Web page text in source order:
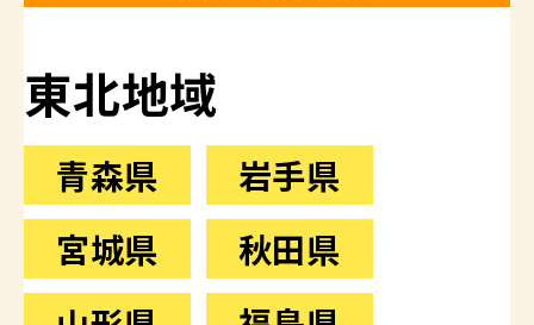
東北地域
青森県
岩手県
宮城県
秋田県